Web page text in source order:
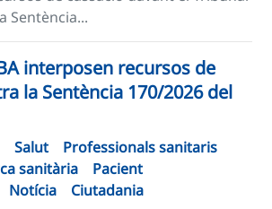
Sentència...
interposen recursos de
la Sentència 170/2026 del
Salut
Professionals sanitaris
sanitària
Pacient
Notícia Ciutadania